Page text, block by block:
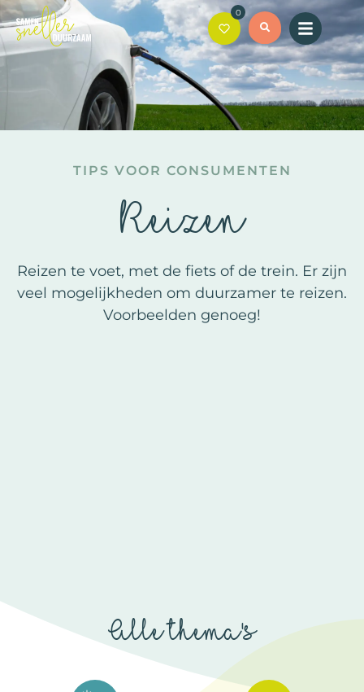
0
TIPS VOOR CONSUMENTEN
Reizen
Reizen te voet, met de fiets of de trein. Er zijn
veel mogelijkheden om duurzamer te reizen.
Voorbeelden genoeg!
Alle thema's